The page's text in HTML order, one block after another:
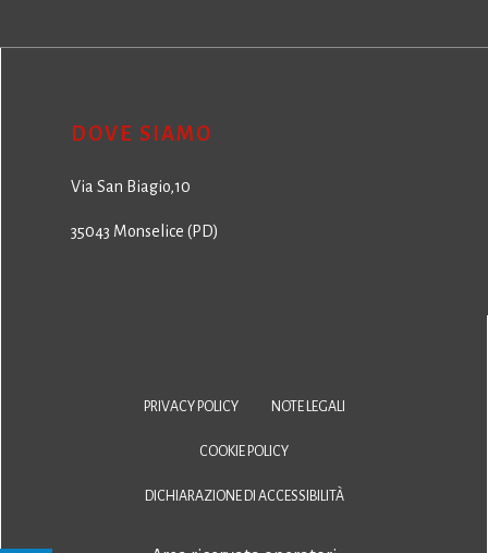
DOVE SIAMO
Via San Biagio,10
35043 Monselice (PD)
PRIVACY POLICY NOTE LEGALI
COOKIE POLICY
DICHIARAZIONE DI ACCESSIBILITÀ